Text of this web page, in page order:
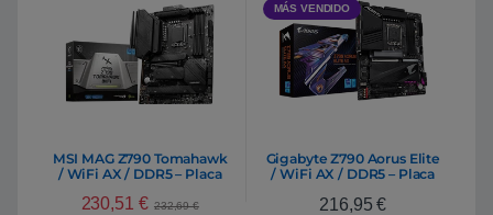
MSI MAG Z790 Tomahawk
/ WiFi AX / DDR5 – Placa
230,51 € 232,69€
MÁS VENDIDO
Gigabyte Z790 Aorus Elite
/ WiFi AX / DDR5 – Placa
216,95€